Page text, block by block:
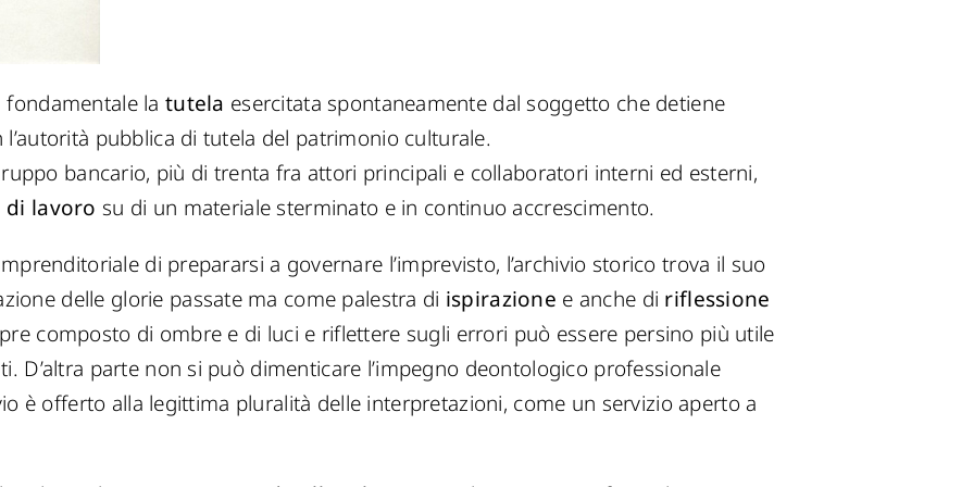
la tutela esercitata spontaneamente dal soggetto che detiene
l’autorità pubblica di tutela del patrimonio culturale.
bancario, più di trenta fra attori principali e collaboratori interni ed esterni,
di lavoro su di un materiale sterminato e in continuo accrescimento.
di prepararsi a governare l’imprevisto, l’archivio storico trova il suo
delle glorie passate ma come palestra di ispirazione e anche di riflessione
composto di ombre e di luci e riflettere sugli errori può essere persino più utile
D’altra parte non si può dimenticare l’impegno deontologico professionale
è offerto alla legittima pluralità delle interpretazioni, come un servizio aperto a